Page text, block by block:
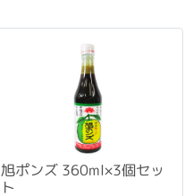
旭ポンズ 360ml×3個セッ
ト